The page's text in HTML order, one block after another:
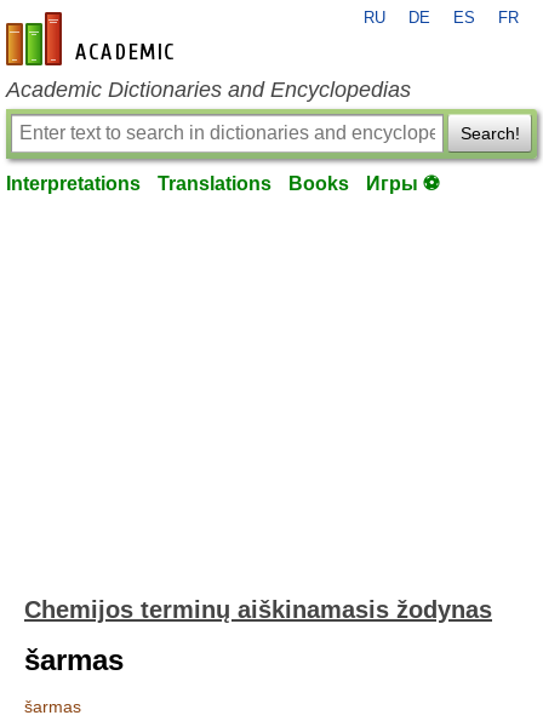
en-academic.com
RU DE ES FR
Academic Dictionaries and Encyclopedias
Search!
Interpretations Translations Books Игры ⚽
Chemijos terminų aiškinamasis žodynas
šarmas
šarmas